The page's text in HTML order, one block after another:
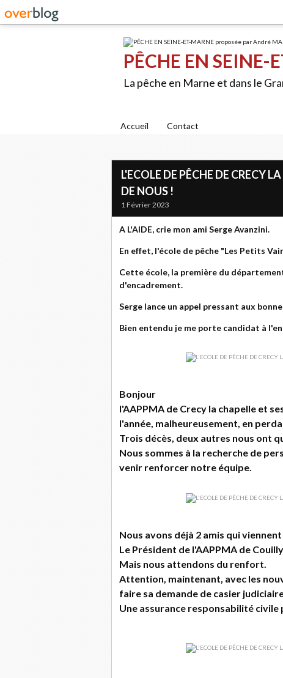
PÊCHE EN
La pêche en Marne et dans le
Accueil Contact
L'ECOLE DE PÊCHE DE CRECY
DE NOUS !
1 Février 2023
A L'AIDE, crie mon ami Serge Avanzini.
En effet, l'école de pêche "Les Petits
Cette école, la première du
d'encadrement.
Serge lance un appel pressant aux
Bien entendu je me porte candidat à
Bonjour
l'AAPPMA de Crecy la chapelle et
l'année, malheureusement, en
Trois décès, deux autres nous ont
Nous sommes à la recherche de
venir renforcer notre équipe.
Nous avons déjà 2 amis qui
Le Président de l'AAPPMA de
Mais nous attendons du renfort.
Attention, maintenant, avec les
faire sa demande de casier
Une assurance responsabilité